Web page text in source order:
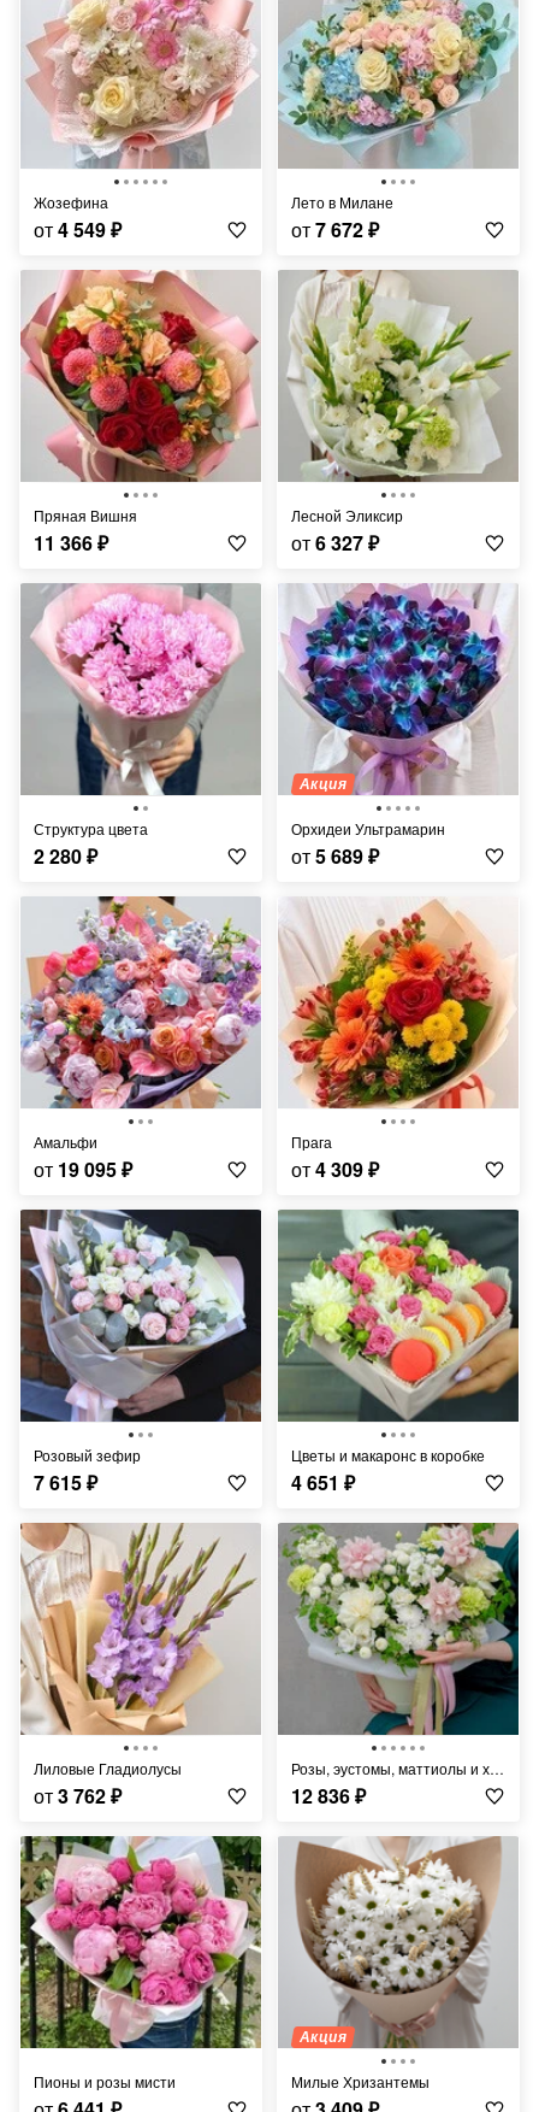
Жозефина
от4 549₽
Лето в Милане
от7 672₽
Пряная Вишня
11 366₽
Лесной Эликсир
от6 327₽
Структура цвета
2 280₽
Акция
Орхидеи Ультрамарин
от5 689₽
Амальфи
от 19 095₽
Прага
от4 309₽
Розовый зефир
7 615₽
Цветы и макаронс в коробке
4 651 ₽
Лиловые Гладиолусы
от3 762₽
Розы, эустомы, маттиолы и хризантемы в коробке "Фарфоровая мечта"
12 836₽
Пионы и розы мисти
Акция
Милые Хризантемы